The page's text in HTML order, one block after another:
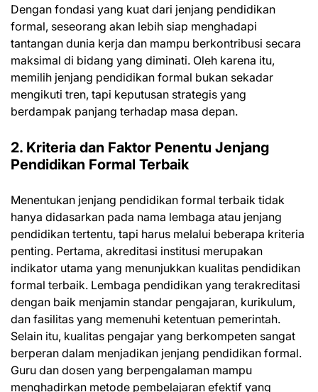
Dengan fondasi yang kuat dari jenjang pendidikan
formal, seseorang akan lebih siap menghadapi
tantangan dunia kerja dan mampu berkontribusi secara
maksimal di bidang yang diminati. Oleh karena itu,
memilih jenjang pendidikan formal bukan sekadar
mengikuti tren, tapi keputusan strategis yang
berdampak panjang terhadap masa depan.
2. Kriteria dan Faktor Penentu Jenjang
Pendidikan Formal Terbaik
Menentukan jenjang pendidikan formal terbaik tidak
hanya didasarkan pada nama lembaga atau jenjang
pendidikan tertentu, tapi harus melalui beberapa kriteria
penting. Pertama, akreditasi institusi merupakan
indikator utama yang menunjukkan kualitas pendidikan
formal terbaik. Lembaga pendidikan yang terakreditasi
dengan baik menjamin standar pengajaran, kurikulum,
dan fasilitas yang memenuhi ketentuan pemerintah.
Selain itu, kualitas pengajar yang berkompeten sangat
berperan dalam menjadikan jenjang pendidikan formal.
Guru dan dosen yang berpengalaman mampu
menghadirkan metode pembelajaran efektif yang